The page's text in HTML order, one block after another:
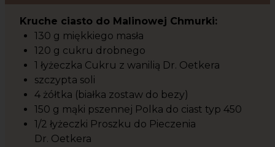
Kruche ciasto do Malinowej Chmurki:
130 g miękkiego masła
120 g cukru drobnego
1 łyżeczka Cukru z wanilią Dr. Oetkera
szczypta soli
4 żółtka (białka zostaw do bezy)
150 g mąki pszennej Polka do ciast typ 450
1/2 łyżeczki Proszku do Pieczenia
Dr. Oetkera